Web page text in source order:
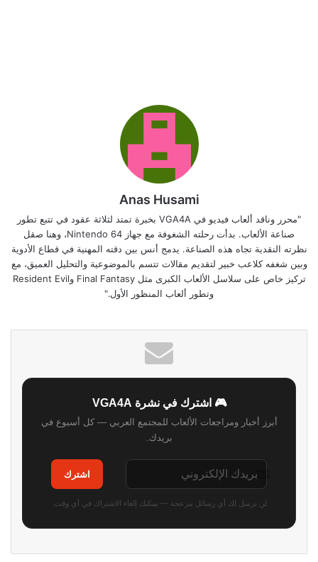
Anas Husami
"محرر وناقد ألعاب فيديو في VGA4A بخبرة تمتد لثلاثة عقود في تتبع تطور
صناعة الألعاب. بدأت رحلته الشغوفة مع جهاز Nintendo 64، وهنا صقل
نظرته النقدية تجاه هذه الصناعة. يدمج أنس بين دقته المهنية في قطاع الأدوية
وبين شغفه كلاعب خبير لتقديم مقالات تتسم بالموضوعية والتحليل العميق، مع
تركيز خاص على سلاسل الألعاب الكبرى مثل Final Fantasy وResident Evil
وتطور ألعاب المنظور الأول."
🎮 اشترك في نشرة VGA4A
أبرز أخبار ومراجعات الألعاب للمجتمع العربي — كل أسبوع في
بريدك.
اشترك
لن نرسل لك أي رسائل مزعجة — يمكنك إلغاء الاشتراك في أي وقت.